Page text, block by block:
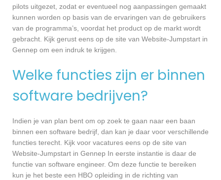
pilots uitgezet, zodat er eventueel nog aanpassingen gemaakt
kunnen worden op basis van de ervaringen van de gebruikers
van de programma’s, voordat het product op de markt wordt
gebracht. Kijk gerust eens op de site van Website-Jumpstart in
Gennep om een indruk te krijgen.
Welke functies zijn er binnen
software bedrijven?
Indien je van plan bent om op zoek te gaan naar een baan
binnen een software bedrijf, dan kan je daar voor verschillende
functies terecht. Kijk voor vacatures eens op de site van
Website-Jumpstart in Gennep In eerste instantie is daar de
functie van software engineer. Om deze functie te bereiken
kun je het beste een HBO opleiding in de richting van